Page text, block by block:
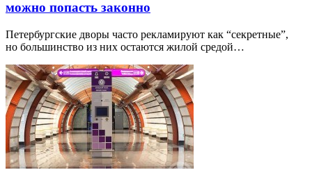
можно попасть законно
Петербургские дворы часто рекламируют как “секретные”,
но большинство из них остаются жилой средой…